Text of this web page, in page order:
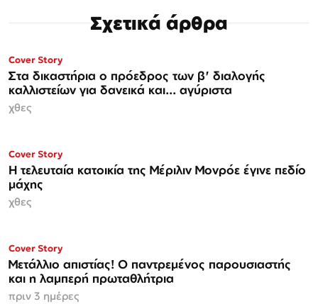
Σχετικά άρθρα
Cover Story
Στα δικαστήρια ο πρόεδρος των β' διαλογής
καλλιστείων για δανεικά και... αγύριστα
χθες
Cover Story
Η τελευταία κατοικία της Μέριλιν Μονρόε έγινε πεδίο
μάχης
χθες
ΜΟΝΟ ΣΤΗΝ
Espresso
Cover Story
Μετάλλιο απιστίας! Ο παντρεμένος παρουσιαστής
και η λαμπερή πρωταθλήτρια
πριν 3 ημέρες